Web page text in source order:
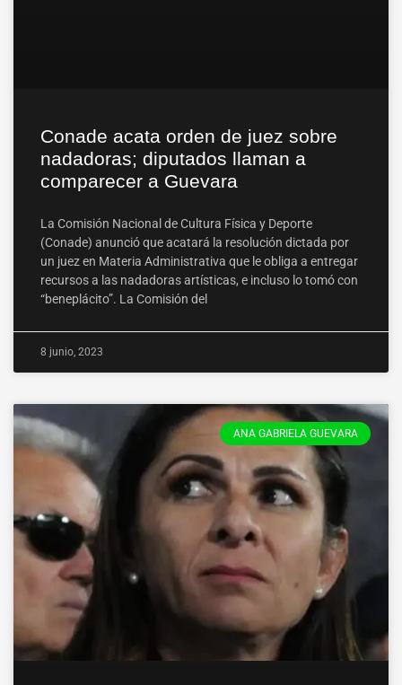
Conade acata orden de juez sobre
nadadoras; diputados llaman a
comparecer a Guevara
La Comisión Nacional de Cultura Física y Deporte
(Conade) anunció que acatará la resolución dictada por
un juez en Materia Administrativa que le obliga a entregar
recursos a las nadadoras artísticas, e incluso lo tomó con
“beneplácito”. La Comisión del
8 junio, 2023
ANA GABRIELA GUEVARA